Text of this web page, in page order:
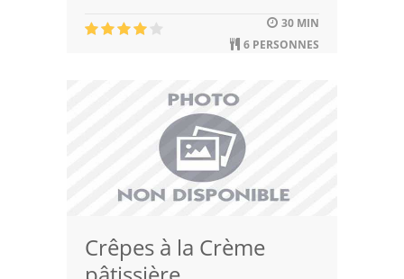
30 MIN
6 PERSONNES
Crêpes à la Crème